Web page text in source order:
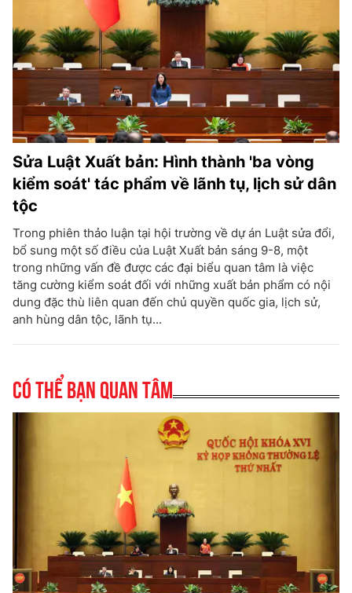
Sửa Luật Xuất bản: Hình thành 'ba vòng
kiểm soát' tác phẩm về lãnh tụ, lịch sử dân
tộc
Trong phiên thảo luận tại hội trường về dự án Luật sửa đổi,
bổ sung một số điều của Luật Xuất bản sáng 9-8, một
trong những vấn đề được các đại biểu quan tâm là việc
tăng cường kiểm soát đối với những xuất bản phẩm có nội
dung đặc thù liên quan đến chủ quyền quốc gia, lịch sử,
anh hùng dân tộc, lãnh tụ...
Có thể bạn quan tâm